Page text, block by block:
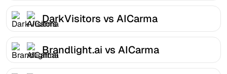
DarkVisitors vs AICarma
Brandlight.ai vs AICarma